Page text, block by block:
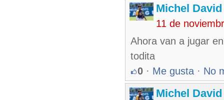
Michel
11 de
Ahora van a jugar
todita
0 · Me gusta · No
Michel